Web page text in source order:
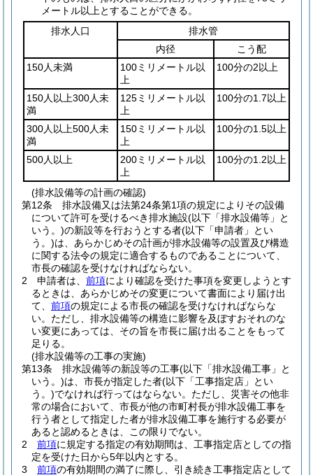
メートル以上とすることができる。
排水人口
排水管
内径
こう配
150人未満
100ミリメートル以
上
100分の2以上
150人以上300人未
満
125ミリメートル以
上
100分の1.7以上
300人以上500人未
満
150ミリメートル以
上
100分の1.5以上
500人以上
200ミリメートル以
上
100分の1.2以上
(排水設備等の計画の確認)
第12条
排水設備又は法第24条第1項の規定によりその設備
について許可を受けるべき排水施設(以下「排水設備等」と
いう。)の新設等を行おうとする者(以下「申請者」とい
う。)は、あらかじめその計画が排水設備等の設置及び構造
に関する法令の規定に適合するものであることについて、
市長の確認を受けなければならない。
2
申請者は、 前項により確認を受けた事項を変更しようとす
るときは、あらかじめその変更について書面により届け出
て、 前項の規定による市長の確認を受けなければならな
い。 ただし、排水設備等の構造に影響を及ぼすおそれのな
い変更にあっては、その旨を市長に届け出ることをもって
足りる。
(排水設備等の工事の実施)
第13条
排水設備等の新設等の工事(以下「排水設備工事」と
いう。)は、市長が指定した者(以下「工事指定店」とい
う。)でなければ行ってはならない。 ただし、災害その他非
常の場合において、市長が他の市町村長が排水設備工事を
行う者として指定した者が排水設備工事を施行する必要が
あると認めるときは、この限りでない。
2
前項に規定する指定の有効期間は、工事指定店としての指
定を受けた日から5年以内とする。
3
前項の有効期間の満了に際し、引き続き工事指定店として